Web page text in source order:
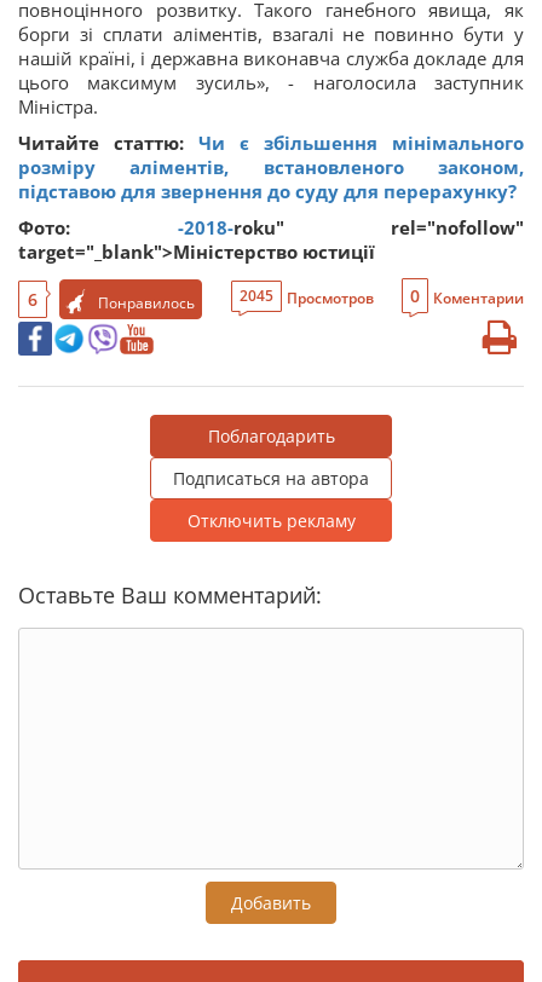
повноцінного розвитку. Такого ганебного явища, як
борги зі сплати аліментів, взагалі не повинно бути у
нашій країні, і державна виконавча служба докладе для
цього максимум зусиль», - наголосила заступник
Міністра.
Читайте статтю: Чи є збільшення мінімального
розміру аліментів, встановленого законом,
підставою для звернення до суду для перерахунку?
Фото: -2018-roku" rel="nofollow"
target="_blank">Міністерство юстиції
6 Понравилось 2045 Просмотров 0 Коментарии
Поблагодарить
Подписаться на автора
Отключить рекламу
Оставьте Ваш комментарий:
Добавить